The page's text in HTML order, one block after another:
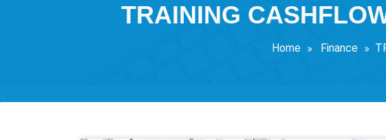
TRAINING
Home Finance